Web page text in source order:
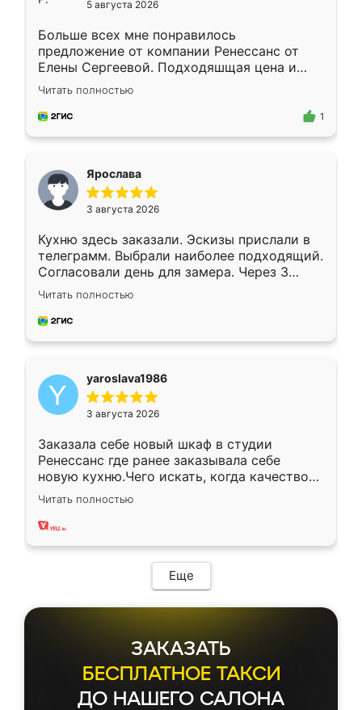
5 августа 2026
Больше всех мне понравилось
предложение от компании Ренессанс от
Елены Сергеевой. Подходяшщая цена и
короткие сроки изготовления. Приехавший
для замера сотрудник Владислав
предложил по моему эскизу самый
Читать полностью
1
Ярослава
3 августа 2026
Кухню здесь заказали. Эскизы прислали в
телеграмм. Выбрали наиболее подходящий.
Согласовали день для замера. Через 3
недели кухня была уже готова. Остались
довольны работой. Спасибо Ренессанс
мебель за качественную работу!
Читать полностью
yaroslava1986
3 августа 2026
Заказала себе новый шкаф в студии
Ренессанс где ранее заказывала себе
новую кухню.Чего искать, когда качеством
вполне довольна. Служит кухня уже почти
два года, нареканий нет.
Читать полностью
Еще
ЗАКАЗАТЬ
БЕСПЛАТНОЕ ТАКСИ
ДО НАШЕГО САЛОНА